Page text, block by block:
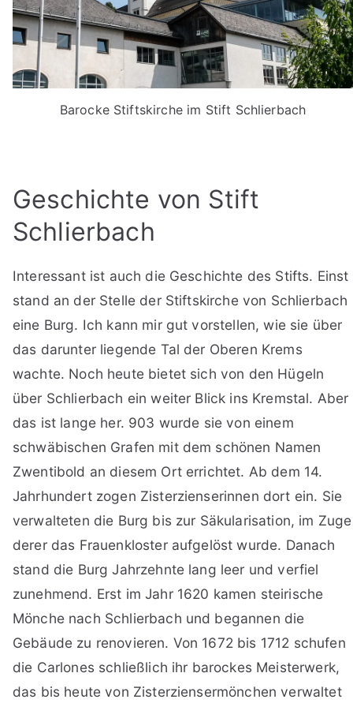
Barocke Stiftskirche im Stift Schlierbach
Geschichte von Stift
Schlierbach
Interessant ist auch die Geschichte des Stifts. Einst
stand an der Stelle der Stiftskirche von Schlierbach
eine Burg. Ich kann mir gut vorstellen, wie sie über
das darunter liegende Tal der Oberen Krems
wachte. Noch heute bietet sich von den Hügeln
über Schlierbach ein weiter Blick ins Kremstal. Aber
das ist lange her. 903 wurde sie von einem
schwäbischen Grafen mit dem schönen Namen
Zwentibold an diesem Ort errichtet. Ab dem 14.
Jahrhundert zogen Zisterzienserinnen dort ein. Sie
verwalteten die Burg bis zur Säkularisation, im Zuge
derer das Frauenkloster aufgelöst wurde. Danach
stand die Burg Jahrzehnte lang leer und verfiel
zunehmend. Erst im Jahr 1620 kamen steirische
Mönche nach Schlierbach und begannen die
Gebäude zu renovieren. Von 1672 bis 1712 schufen
die Carlones schließlich ihr barockes Meisterwerk,
das bis heute von Zisterziensermönchen verwaltet